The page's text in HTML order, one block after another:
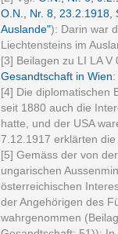
O.N., Nr. 8, 23.2.1918,
Auslande"): Darin war
Liechtensteins im
[3] Beilagen zu LI LA
Gesandtschaft in Wien
[4] Die diplomatischen
seit 1880 auch die
hatte, und der USA
7.12.1917 erklärten
[5] Gemäss der von
ungarischen
österreichischen
der Angehörigen des
wahrgenommen